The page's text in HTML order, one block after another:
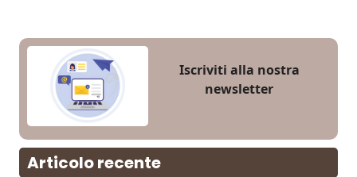
Iscriviti alla nostra
newsletter
Articolo recente